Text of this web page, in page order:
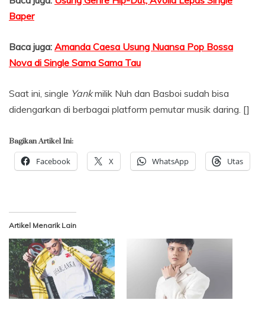
Baper
Baca juga: Amanda Caesa Usung Nuansa Pop Bossa
Nova di Single Sama Sama Tau
Saat ini, single Yankmilik Nuh dan Basboi sudah bisa
didengarkan di berbagai platform pemutar musik daring. []
Bagikan Artikel Ini:
Facebook X WhatsApp Utas
Artikel Menarik Lain